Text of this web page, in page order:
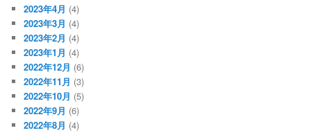
2023年4月 (4)
2023年3月 (4)
2023年2月 (4)
2023年1月 (4)
2022年12月 (6)
2022年11月 (3)
2022年10月 (5)
2022年9月 (6)
2022年8月 (4)